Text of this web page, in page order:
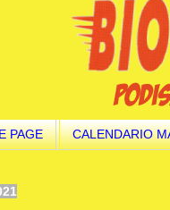
PAGE CALENDARIO